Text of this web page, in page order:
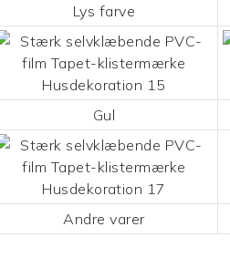
Lys farve
Gul
Andre varer